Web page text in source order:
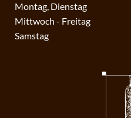
Montag, Dienstag
Mittwoch - Freitag
Samstag